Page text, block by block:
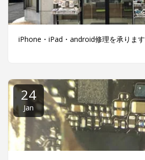
iPhone・iPad・android修理を承ります
24
Jan